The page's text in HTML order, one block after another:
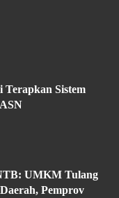
Terapkan Sistem
UMKM Tulang
Pemprov